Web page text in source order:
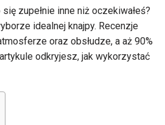
zupełnie inne niż oczekiwałeś?
idealnej knajpy. Recenzje
oraz obsłudze, a aż 90%
odkryjesz, jak wykorzystać